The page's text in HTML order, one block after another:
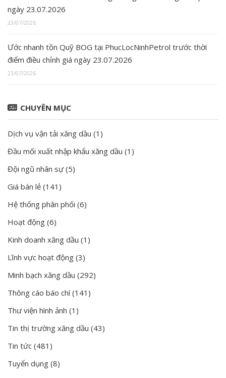
ngày 23.07.2026
23/07/2026
Ước nhanh tồn Quỹ BOG tại PhucLocNinhPetrol trước thời
điểm điều chỉnh giá ngày 23.07.2026
23/07/2026
CHUYÊN MỤC
Dịch vụ vận tải xăng dầu (1)
Đầu mối xuất nhập khẩu xăng dầu (1)
Đội ngũ nhân sự(5)
Giá bán lẻ (141)
Hệ thống phân phối (6)
Hoạt động (6)
Kinh doanh xăng dầu (1)
Lĩnh vực hoạt động (3)
Minh bạch xăng dầu (292)
Thông cáo báo chí(141)
Thư viện hình ảnh (1)
Tin thị trường xăng dầu (43)
Tin tức (481)
Tuyển dụng (8)